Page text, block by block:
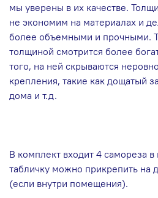
мы уверены в их качестве.
не экономим на материалах и
более объемными и прочными.
толщиной смотрится более
того, на ней скрываются
крепления, такие как дощатый
дома и т.д.
В комплект входит 4 самореза в
табличку можно прикрепить на
(если внутри помещения).